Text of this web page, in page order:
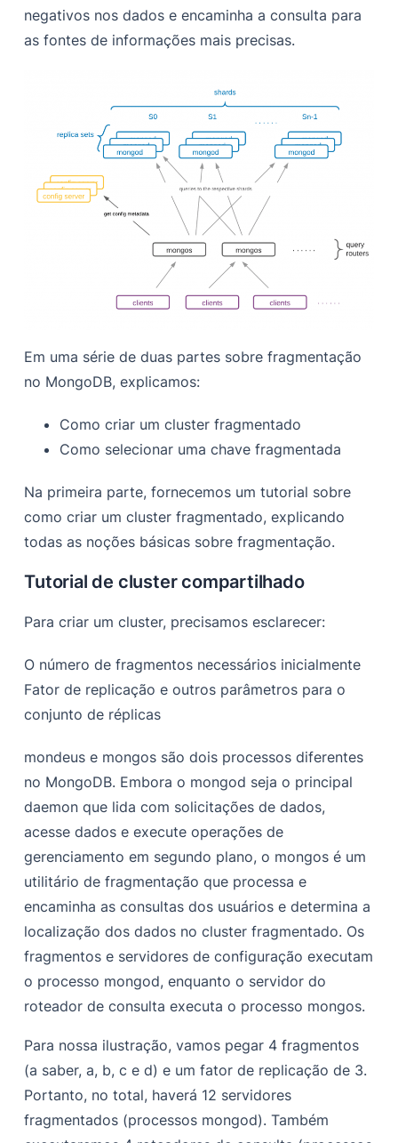
negativos nos dados e encaminha a consulta para
as fontes de informações mais precisas.
Em uma série de duas partes sobre fragmentação
no MongoDB, explicamos:
Como criar um cluster fragmentado
Como selecionar uma chave fragmentada
Na primeira parte, fornecemos um tutorial sobre
como criar um cluster fragmentado, explicando
todas as noções básicas sobre fragmentação.
Tutorial de cluster compartilhado
Para criar um cluster, precisamos esclarecer:
O número de fragmentos necessários inicialmente
Fator de replicação e outros parâmetros para o
conjunto de réplicas
mondeus e mongos são dois processos diferentes
no MongoDB. Embora o mongod seja o principal
daemon que lida com solicitações de dados,
acesse dados e execute operações de
gerenciamento em segundo plano, o mongos é um
utilitário de fragmentação que processa e
encaminha as consultas dos usuários e determina a
localização dos dados no cluster fragmentado. Os
fragmentos e servidores de configuração executam
o processo mongod, enquanto o servidor do
roteador de consulta executa o processo mongos.
Para nossa ilustração, vamos pegar 4 fragmentos
(a saber, a, b, c e d) e um fator de replicação de 3.
Portanto, no total, haverá 12 servidores
fragmentados (processos mongod). Também